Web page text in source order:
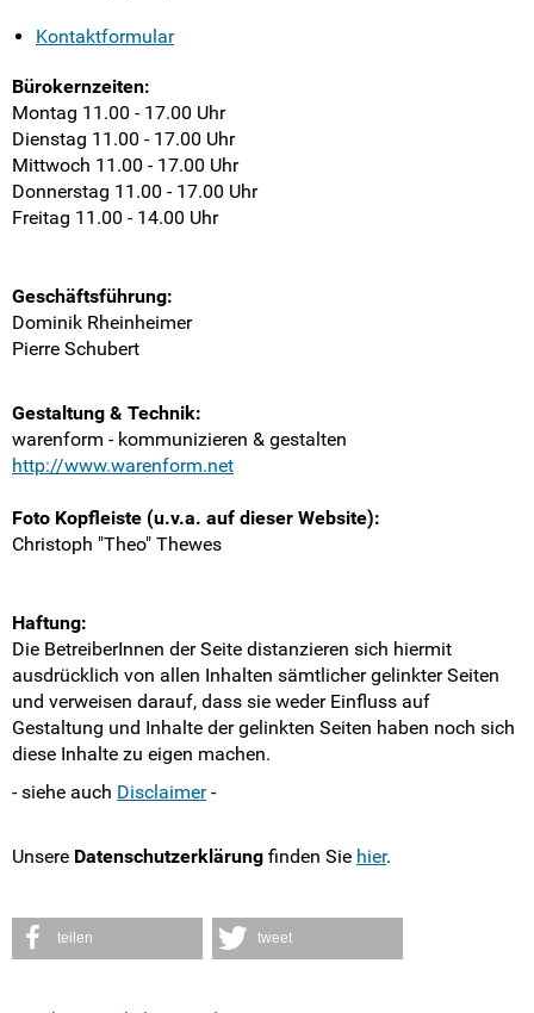
Shop
Kontakt
Eure Fragen
Kontaktformular
Anmeldeformular
Info-Newsletter abonnieren
Impressum
Disclaimer
Kontaktformular
Bürokernzeiten:
Montag 11.00 - 17.00 Uhr
Dienstag 11.00 - 17.00 Uhr
Mittwoch 11.00 - 17.00 Uhr
Donnerstag 11.00 - 17.00 Uhr
Freitag 11.00 - 14.00 Uhr
Geschäftsführung:
Dominik Rheinheimer
Pierre Schubert
Gestaltung & Technik:
warenform - kommunizieren & gestalten
http://www.warenform.net
Foto Kopfleiste (u.v.a. auf dieser Website):
Christoph "Theo" Thewes
Haftung:
Die BetreiberInnen der Seite distanzieren sich hiermit
ausdrücklich von allen Inhalten sämtlicher gelinkter Seiten
und verweisen darauf, dass sie weder Einfluss auf
Gestaltung und Inhalte der gelinkten Seiten haben noch sich
diese Inhalte zu eigen machen.
- siehe auch Disclaimer-
Unsere Datenschutzerklärung finden Sie hier.
teilen tweet